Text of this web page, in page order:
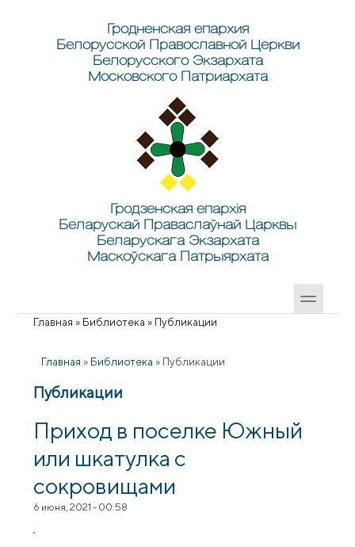
Гродненская епархия
Белорусской Православной Церкви
Белорусского Экзархата
Московского Патриархата
Гродзенская епархія
Беларускай Праваслаўнай Царквы
Беларускага Экзархата
Маскоўскага Патрыярхата
Главная » Библиотека » Публикации
Главная » Библиотека » Публикации
Публикации
Приход в поселке Южный
или шкатулка с
сокровищами
6 июня, 2021 - 00:58